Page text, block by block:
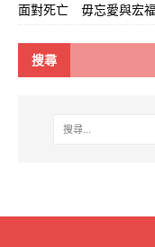
面對死亡 毋忘愛與宏
搜尋